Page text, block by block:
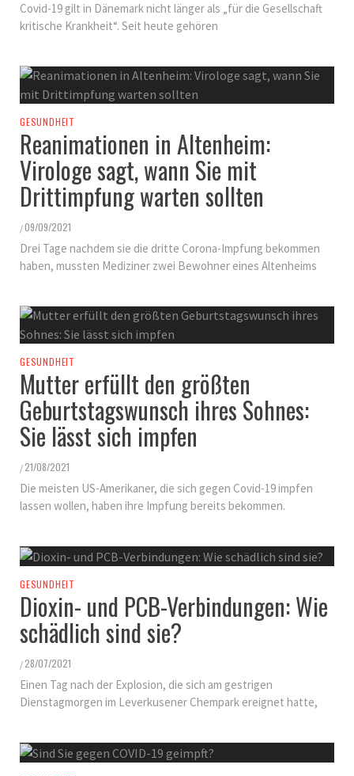
Covid-19 gilt in Dänemark nicht länger als „für die Gesellschaft
kritische Krankheit“. Seit heute gehören
GESUNDHEIT
Reanimationen in Altenheim:
Virologe sagt, wann Sie mit
Drittimpfung warten sollten
/09/09/2021
Drei Tage nachdem sie die dritte Corona-Impfung bekommen
haben, mussten Mediziner zwei Bewohner eines Altenheims
GESUNDHEIT
Mutter erfüllt den größten
Geburtstagswunsch ihres Sohnes:
Sie lässt sich impfen
/ 21/08/2021
Die meisten US-Amerikaner, die sich gegen Covid-19 impfen
lassen wollen, haben ihre Impfung bereits bekommen.
GESUNDHEIT
Dioxin- und PCB-Verbindungen: Wie
schädlich sind sie?
/ 28/07/2021
Einen Tag nach der Explosion, die sich am gestrigen
Dienstagmorgen im Leverkusener Chempark ereignet hatte,